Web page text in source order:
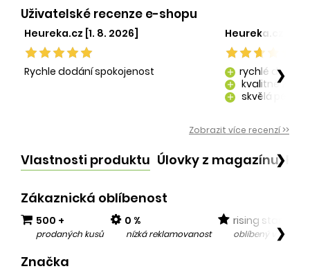
Uživatelské recenze e-shopu
Heureka.cz [1. 8. 2026]
Rychle dodání spokojenost
Heureka.cz [29.
add rychlé dodání
add kvalitně
add skvělá péče o
❯
Zobrazit více recenzí >>
Vlastnosti produktu Úlovky z magazínu❯
Zákaznická oblíbenost
500 +
prodaných kusů
0 %
nízká reklamovanost
rising star
oblíbený v❯
Značka